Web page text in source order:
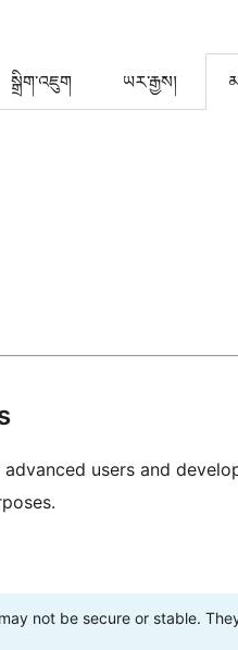
སྒྲིག་འཇུག ཡར་རྒྱས།
users and
not be secure or stable.